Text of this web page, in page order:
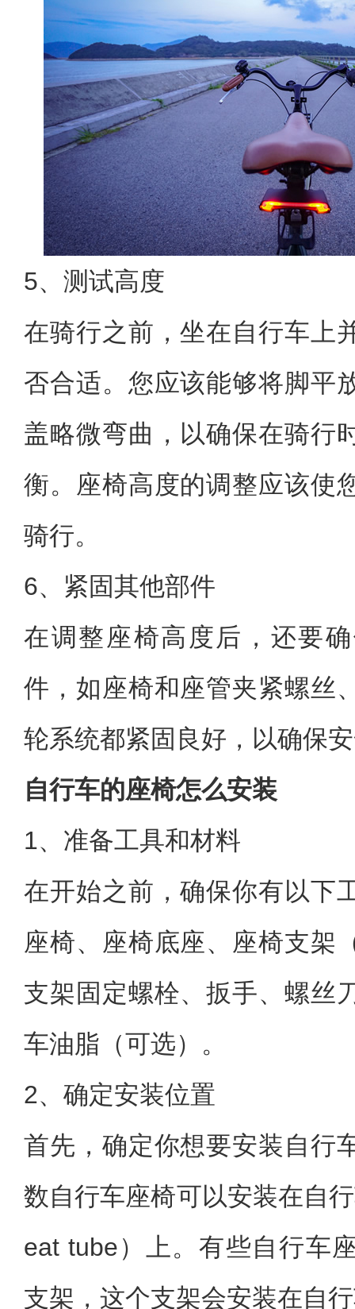
5、测试高度
在骑行之前，坐在自行车上
否合适。您应该能够将脚平
盖略微弯曲，以确保在骑行
衡。座椅高度的调整应该使
骑行。
6、紧固其他部件
在调整座椅高度后，还要
件，如座椅和座管夹紧螺丝
轮系统都紧固良好，以确保
自行车的座椅怎么安装
1、准备工具和材料
在开始之前，确保你有以下
座椅、座椅底座、座椅支架
支架固定螺栓、扳手、螺丝
车油脂（可选）。
2、确定安装位置
首先，确定你想要安装自行
数自行车座椅可以安装在自
eat tube）上。有些自行车
支架，这个支架会安装在自